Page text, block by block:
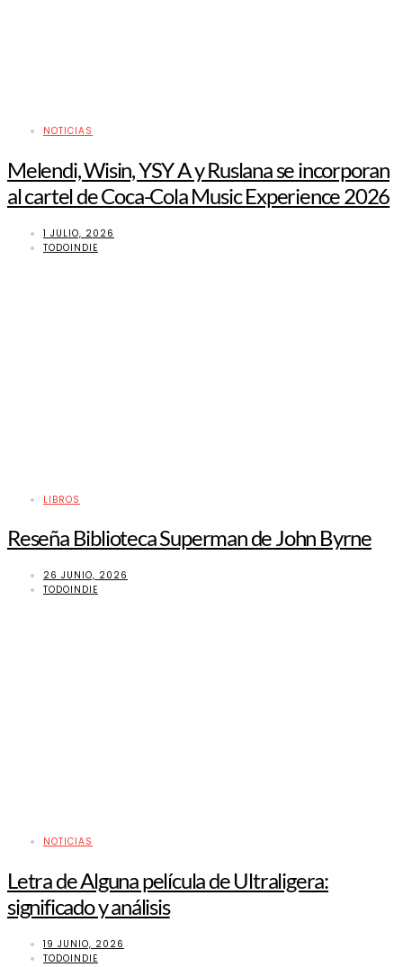
NOTICIAS
Melendi, Wisin, YSY A y Ruslana se incorporan
al cartel de Coca-Cola Music Experience 2026
1 JULIO, 2026
TODOINDIE
LIBROS
Reseña Biblioteca Superman de John Byrne
26 JUNIO, 2026
TODOINDIE
NOTICIAS
Letra de Alguna película de Ultraligera:
significado y análisis
19 JUNIO, 2026
TODOINDIE